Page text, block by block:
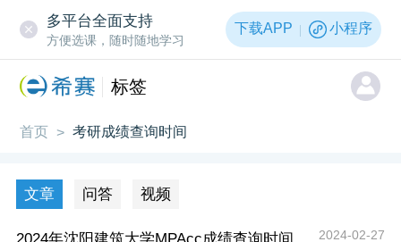
多平台全面支持
方便选课，随时随地学习
下载APP 小程序
标签
首页 > 考研成绩查询时间
文章 问答 视频
2024年沈阳建筑大学MPAcc成绩查询时间 2024-02-27